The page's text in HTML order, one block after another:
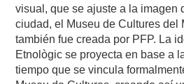
visual, que se ajuste a la imagen
ciudad, el Museu de Cultures del
también fue creada por PFP. La
Etnològic se proyecta en base a
tiempo que se vincula